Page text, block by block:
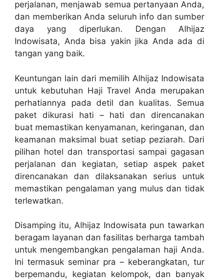
perjalanan, menjawab semua pertanyaan Anda,
dan memberikan Anda seluruh info dan sumber
daya yang diperlukan. Dengan Alhijaz
Indowisata, Anda bisa yakin jika Anda ada di
tangan yang baik.
Keuntungan lain dari memilih Alhijaz Indowisata
untuk kebutuhan Haji Travel Anda merupakan
perhatiannya pada detil dan kualitas. Semua
paket dikurasi hati – hati dan direncanakan
buat memastikan kenyamanan, keringanan, dan
keamanan maksimal buat setiap peziarah. Dari
pilihan hotel dan transportasi sampai gagasan
perjalanan dan kegiatan, setiap aspek paket
direncanakan dan dilaksanakan serius untuk
memastikan pengalaman yang mulus dan tidak
terlewatkan.
Disamping itu, Alhijaz Indowisata pun tawarkan
beragam layanan dan fasilitas berharga tambah
untuk mengembangkan pengalaman haji Anda.
Ini termasuk seminar pra – keberangkatan, tur
berpemandu, kegiatan kelompok, dan banyak